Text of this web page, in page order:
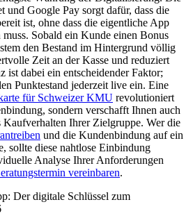
und Google Pay sorgt dafür, dass die
ist, ohne dass die eigentliche App
Sobald ein Kunde einen Bonus
den Bestand im Hintergrund völlig
Zeit an der Kasse und reduziert
ist dabei ein entscheidender Faktor;
Punktestand jederzeit live ein. Eine
für Schweizer KMU revolutioniert
sondern verschafft Ihnen auch
Ihrer Zielgruppe. Wer die
und die Kundenbindung auf ein
sollte diese nahtlose Einbindung
Analyse Ihrer Anforderungen
vereinbaren.